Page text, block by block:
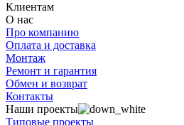
Клиентам
О нас
Про компанию
Оплата и доставка
Монтаж
Ремонт и гарантия
Обмен и возврат
Контакты
Наши проекты
Типовые проекты